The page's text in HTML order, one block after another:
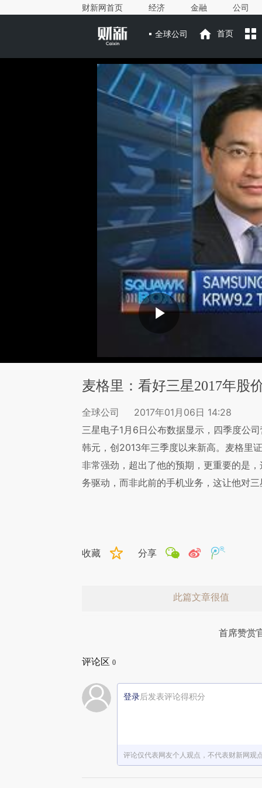
财新网首页 经济 金融 公司
全球公司 首页
麦格里：看好三星2017年股
全球公司
2017年01月06日 14:28
三星电子1月6日公布数据显示，四季度公
韩元，创2013年三季度以来新高。麦格里
非常强劲，超出了他的预期，更重要的是
务驱动，而非此前的手机业务，这让他对
收藏 分享
此篇文章很值
首席赞赏
评论区 0
登录后发表评论得积分
评论仅代表网友个人观点，不代表财新网观